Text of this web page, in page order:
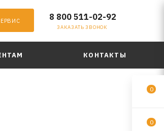
8 800 511-02-92
ЗАКАЗАТЬ ЗВОНОК
КОНТАКТЫ
0
0